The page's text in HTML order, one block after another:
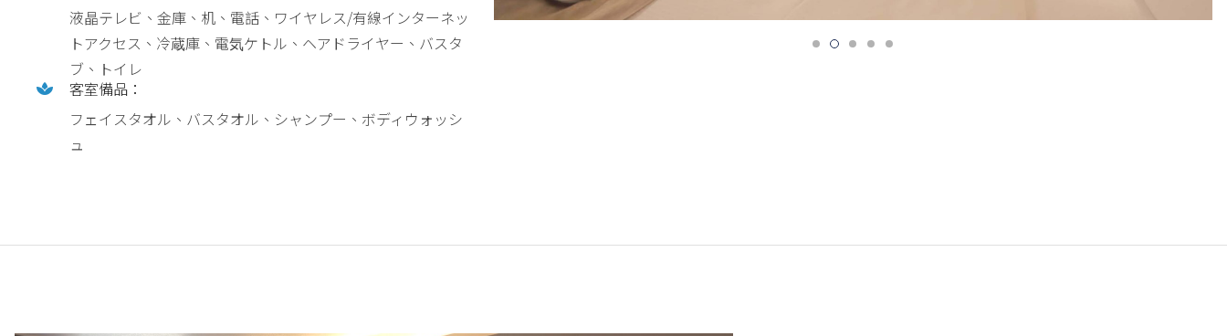
液晶テレビ、金庫、机、電話、ワイヤレス/有線インターネッ
トアクセス、冷蔵庫、電気ケトル、ヘアドライヤー、バスタ
ブ、トイレ
客室備品：
フェイスタオル、バスタオル、シャンプー、ボディウォッシ
ュ